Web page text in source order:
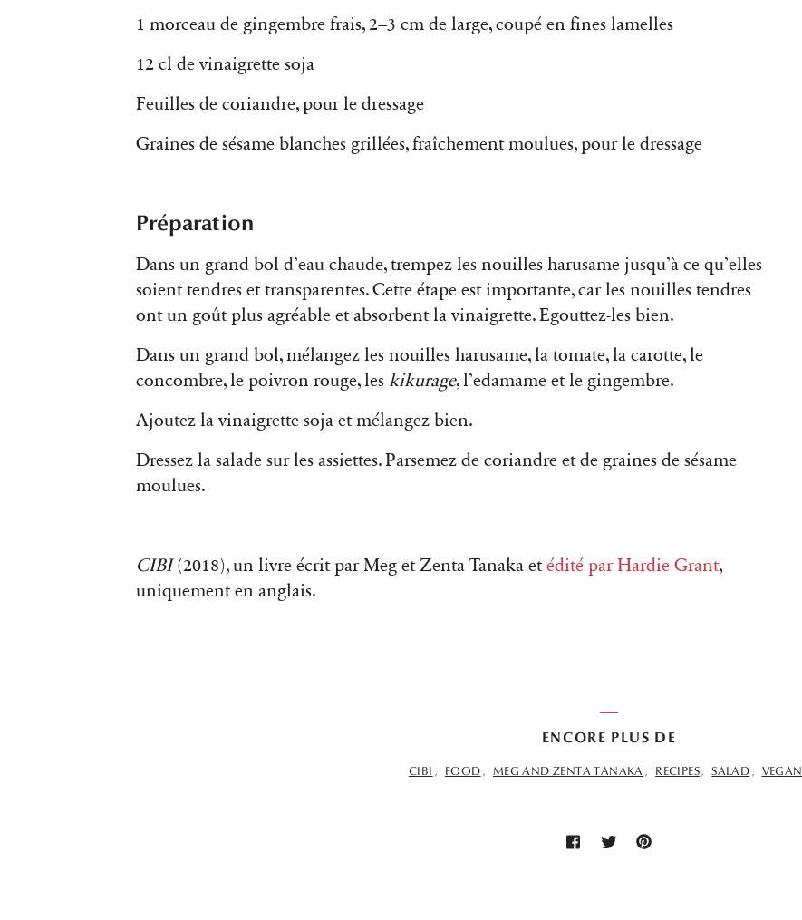
1 morceau de gingembre frais, 2–3 cm de large, coupé en fines lamelles
12 cl de vinaigrette soja
Feuilles de coriandre, pour le dressage
Graines de sésame blanches grillées, fraîchement moulues, pour le dressage
Préparation
Dans un grand bol d’eau chaude, trempez les nouilles harusame jusqu’à ce qu’elles
soient tendres et transparentes. Cette étape est importante, car les nouilles tendres
ont un goût plus agréable et absorbent la vinaigrette. Egouttez-les bien.
Dans un grand bol, mélangez les nouilles harusame, la tomate, la carotte, le
concombre, le poivron rouge, les kikurage, l’edamame et le gingembre.
Ajoutez la vinaigrette soja et mélangez bien.
Dressez la salade sur les assiettes. Parsemez de coriandre et de graines de sésame
moulues.
CIBI(2018), un livre écrit par Meg et Zenta Tanaka etédité par Hardie Grant,
uniquement en anglais.
ENCORE PLUS DE
CIBI FOOD MEG AND ZENTA TANAKA RECIPES SALAD VEGAN